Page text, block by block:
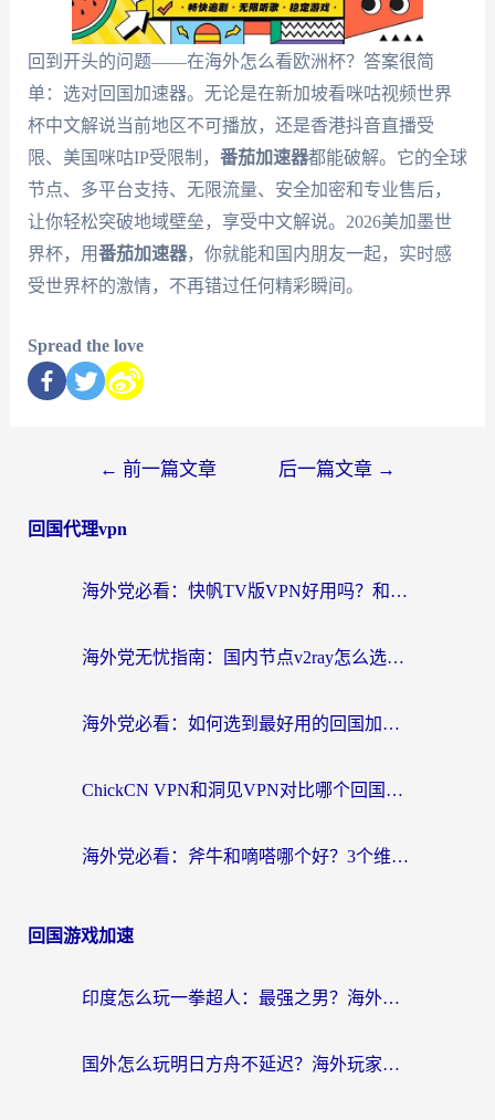
回到开头的问题——在海外怎么看欧洲杯？答案很简
单：选对回国加速器。无论是在新加坡看咪咕视频世界
杯中文解说当前地区不可播放，还是香港抖音直播受
限、美国咪咕IP受限制， 番茄加速器都能破解。它的全球
节点、多平台支持、无限流量、安全加密和专业售后，
让你轻松突破地域壁垒，享受中文解说。2026美加墨世
界杯，用番茄加速器，你就能和国内朋友一起，实时感
受世界杯的激情，不再错过任何精彩瞬间。
Spread the love
← 前一篇文章 后一篇文章 →
回国代理vpn
海外党必看：快帆TV版VPN好用吗？和快游VPN对比哪个回国效果更好？附实用避坑指南
海外党无忧指南：国内节点v2ray怎么选？一键回国VPN+多场景实测帮你避坑
海外党必看：如何选到最好用的回国加速器？从节点到售后的全维度指南
ChickCN VPN和洞见VPN对比哪个回国效果更好？海外党亲测3款加速器+避坑指南
海外党必看：斧牛和嘀嗒哪个好？3个维度教你选对回国加速器
回国游戏加速
印度怎么玩一拳超人：最强之男？海外党国服游戏加速避坑指南
国外怎么玩明日方舟不延迟？海外玩家国服游戏加速终极指南（附DNF梦幻诛仙解决方案）